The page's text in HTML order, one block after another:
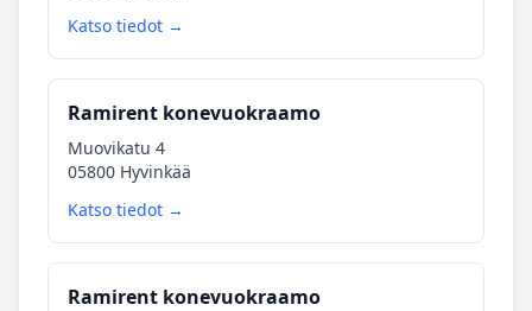
Katso tiedot →
Ramirent konevuokraamo
Muovikatu 4
05800 Hyvinkää
Katso tiedot →
Ramirent konevuokraamo